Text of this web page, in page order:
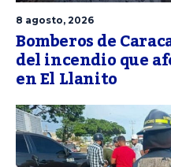
8 agosto, 2026
Bomberos de
del incendio que
en El Llanito